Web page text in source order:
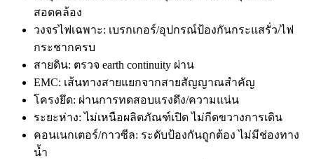
สอดคล้อง
วงจรไฟเฉพาะ: เบรกเกอร์/อุปกรณ์ป้องกันกระแสรั่ว/ไฟ
กระชากครบ
สายดิน: ตรวจ earth continuity ผ่าน
EMC: เส้นทางสายแยกจากสายสัญญาณสำคัญ
โครงยึด: ผ่านการทดสอบแรงดึง/ความแน่น
ระยะห่าง: ไม่เหนือผลิตภัณฑ์เปิด ไม่กีดขวางการเดิน
คอนเนกเตอร์/กาวซีล: ระดับป้องกันถูกต้อง ไม่มีช่องทาง
น้ำ